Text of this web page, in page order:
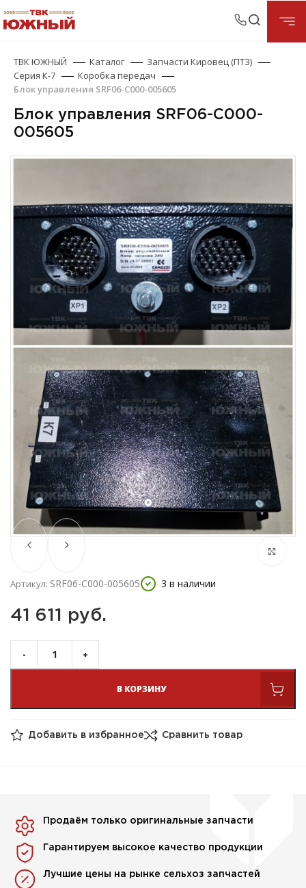
ТВК ЮЖНЫЙ Каталог
Запчасти Кировец (ПТЗ)
Серия К-7
Коробка передач
Блок управления SRF06-C000-005605
Блок управления SRF06-C000-
005605
Артикул: SRF06-C000-005605 3 в наличии
41 611 руб.
В КОРЗИНУ
Добавить в избранное Сравнить товар
Продаём только оригинальные запчасти
Гарантируем высокое качество продукции
Лучшие цены на рынке сельхоз запчастей